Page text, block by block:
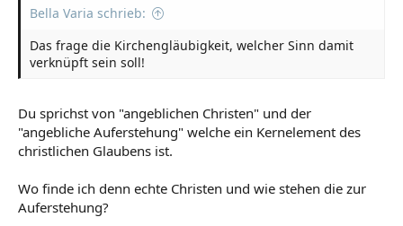
Bella Varia schrieb:
Das frage die Kirchengläubigkeit, welcher Sinn damit
verknüpft sein soll!
Du sprichst von "angeblichen Christen" und der
"angebliche Auferstehung" welche ein Kernelement des
christlichen Glaubens ist.
Wo finde ich denn echte Christen und wie stehen die zur
Auferstehung?